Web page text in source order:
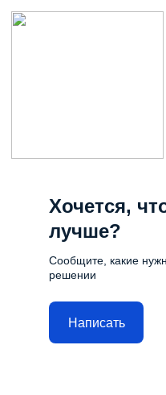
Хочется,
лучше?
Сообщите, какие
решении
Написать